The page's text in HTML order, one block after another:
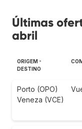
Últimas
abril
ORIGEM -
DESTINO
Porto (OPO)
Veneza (VCE)